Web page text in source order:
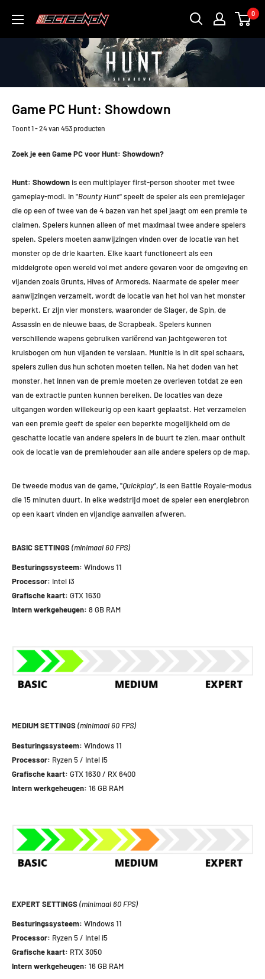
naar
ScreenOn
0
Game PC Hunt: Showdown
Toont 1 - 24 van 453 producten
Zoek je een Game PC voor Hunt: Showdown?
Hunt: Showdown is een multiplayer first-person shooter met twee
gameplay-modi. In "Bounty Hunt" speelt de speler als een premiejager
die op een of twee van de 4 bazen van het spel jaagt om een ​​premie te
claimen. Spelers kunnen alleen of met maximaal twee andere spelers
spelen. Spelers moeten aanwijzingen vinden over de locatie van het
monster op de drie kaarten. Elke kaart functioneert als een
middelgrote open wereld vol met andere gevaren voor de omgeving en
vijanden zoals Grunts, Hives of Armoreds. Naarmate de speler meer
aanwijzingen verzamelt, wordt de locatie van het hol van het monster
beperkt. Er zijn vier monsters, waaronder de Slager, de Spin, de
Assassin en de nieuwe baas, de Scrapbeak. Spelers kunnen
verschillende wapens gebruiken variërend van jachtgeweren tot
kruisbogen om hun vijanden te verslaan. Munitie is in dit spel schaars,
spelers zullen dus hun schoten moeten tellen. Na het doden van het
monster, het innen van de premie moeten ze overleven totdat ze een
van de extractie punten kunnen bereiken. De locaties van deze
uitgangen worden willekeurig op een kaart geplaatst. Het verzamelen
van een premie geeft de speler een beperkte mogelijkheid om de
geschatte locatie van andere spelers in de buurt te zien, maar onthult
ook de locatie van de premiehouder aan alle andere spelers op de map.
De tweede modus van de game, "Quickplay", is een Battle Royale-modus
die 15 minuten duurt. In elke wedstrijd moet de speler een energiebron
op een kaart vinden en vijandige aanvallen afweren.
BASIC SETTINGS(minimaal 60 FPS)
Besturingssysteem: Windows 11
Processor: Intel i3
Grafische kaart: GTX 1630
Intern werkgeheugen: 8 GB RAM
MEDIUM SETTINGS(minimaal 60 FPS)
Besturingssysteem: Windows 11
Processor: Ryzen 5 / Intel i5
Grafische kaart: GTX 1630 / RX 6400
Intern werkgeheugen: 16 GB RAM
EXPERT SETTINGS(minimaal 60 FPS)
Besturingssysteem: Windows 11
Processor: Ryzen 5 / Intel i5
Grafische kaart: RTX 3050
Intern werkgeheugen: 16 GB RAM